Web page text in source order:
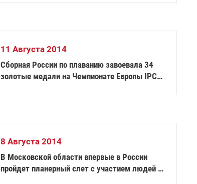
11 Августа 2014
Сборная России по плаванию завоевала 34
золотые медали на Чемпионате Европы IPC
8 Августа 2014
В Московской области впервые в России
пройдет планерный слет с участием людей с